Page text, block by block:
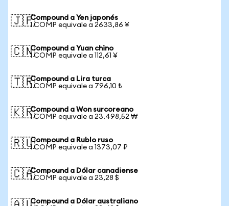
🇯🇵Compound a Yen japonés
1 COMP equivale a 2633,86 ¥
🇨🇳Compound a Yuan chino
1 COMP equivale a 112,61 ¥
🇹🇷Compound a Lira turca
1 COMP equivale a 796,10 ₺
🇰🇷Compound a Won surcoreano
1 COMP equivale a 23.498,52 ₩
🇷🇺Compound a Rublo ruso
1 COMP equivale a 1373,07 ₽
🇨🇦Compound a Dólar canadiense
1 COMP equivale a 23,28 $
Compound a Dólar australiano